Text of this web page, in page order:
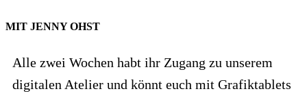
MIT JENNY OHST
Alle zwei Wochen habt ihr Zugang zu unserem
digitalen Atelier und könnt euch mit Grafiktablets